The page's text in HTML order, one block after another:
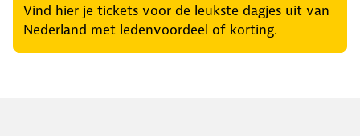
Vind hier je tickets voor de leukste dagjes uit van
Nederland met ledenvoordeel of korting.